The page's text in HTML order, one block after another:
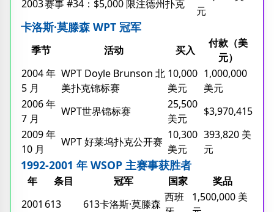
2003赛事 #34：$5,000 限注德州扑克
元
卡洛斯·莫滕森 WPT 冠军
季节 活动 买入
付款（美
元）
2004 年
5 月
WPT Doyle Brunson 北
美扑克锦标赛
10,000
美元
1,000,000
美元
2006 年
7 月
WPT世界锦标赛
25,500
美元
$3,970,415
2009 年
10 月
WPT 好莱坞扑克公开赛
10,300
美元
393,820 美
元
1992-2001 年 WSOP 主赛事获胜者
年 条目 冠军 国家
奖品
2001 613 613卡洛斯·莫滕森
西班
1,500,000 美